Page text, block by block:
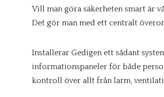
Vill man göra säkerheten smart är
Det gör man med ett centralt
Installerar Gedigen ett sådant
informationspaneler för både
kontroll över allt från larm,